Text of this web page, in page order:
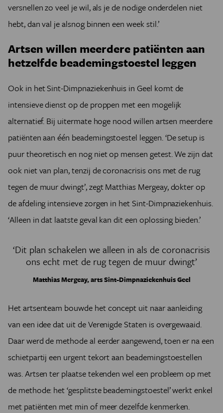
versnellen zo veel je wil, als je de nodige onderdelen niet
hebt, dan val je alsnog binnen een week stil.’
Artsen willen meerdere patiënten aan
hetzelfde beademingstoestel leggen
Ook in het Sint-Dimpnaziekenhuis in Geel komt de
intensieve dienst op de proppen met een mogelijk
alternatief. Bij uitermate hoge nood willen artsen meerdere
patiënten aan één beademingstoestel leggen. ‘De setup is
puur theoretisch en nog niet op mensen getest. We zijn dat
ook niet van plan, tenzij de coronacrisis ons met de rug
tegen de muur dwingt’, zegt Matthias Mergeay, dokter op
de afdeling intensieve zorgen in het Sint-Dimpnaziekenhuis.
‘Alleen in dat laatste geval kan dit een oplossing bieden.’
‘Dit plan schakelen we alleen in als de coronacrisis
ons echt met de rug tegen de muur dwingt’
Matthias Mergeay, arts Sint-Dimpnaziekenhuis Geel
Het artsenteam bouwde het concept uit naar aanleiding
van een idee dat uit de Verenigde Staten is overgewaaid.
Daar werd de methode al eerder aangewend, toen er na een
schietpartij een urgent tekort aan beademingstoestellen
was. Artsen ter plaatse tekenden wel een probleem op met
de methode: het ‘gesplitste beademingstoestel’ werkt enkel
met patiënten met min of meer dezelfde kenmerken.